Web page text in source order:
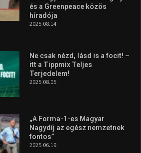
és a Greenpeace közös
híradója
2025.08.14.
Ne csak nézd, lásd is a focit! –
itt a Tippmix Teljes
Terjedelem!
2025.08.05.
„A Forma-1-es Magyar
Nagydíj az egész nemzetnek
fontos”
2025.06.19.